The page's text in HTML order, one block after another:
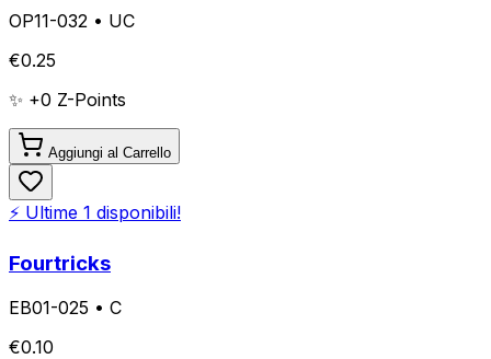
OP11-032 • UC
€0.25
✨ +0 Z-Points
Aggiungi al Carrello
⚡ Ultime 1 disponibili!
Fourtricks
EB01-025 • C
€0.10